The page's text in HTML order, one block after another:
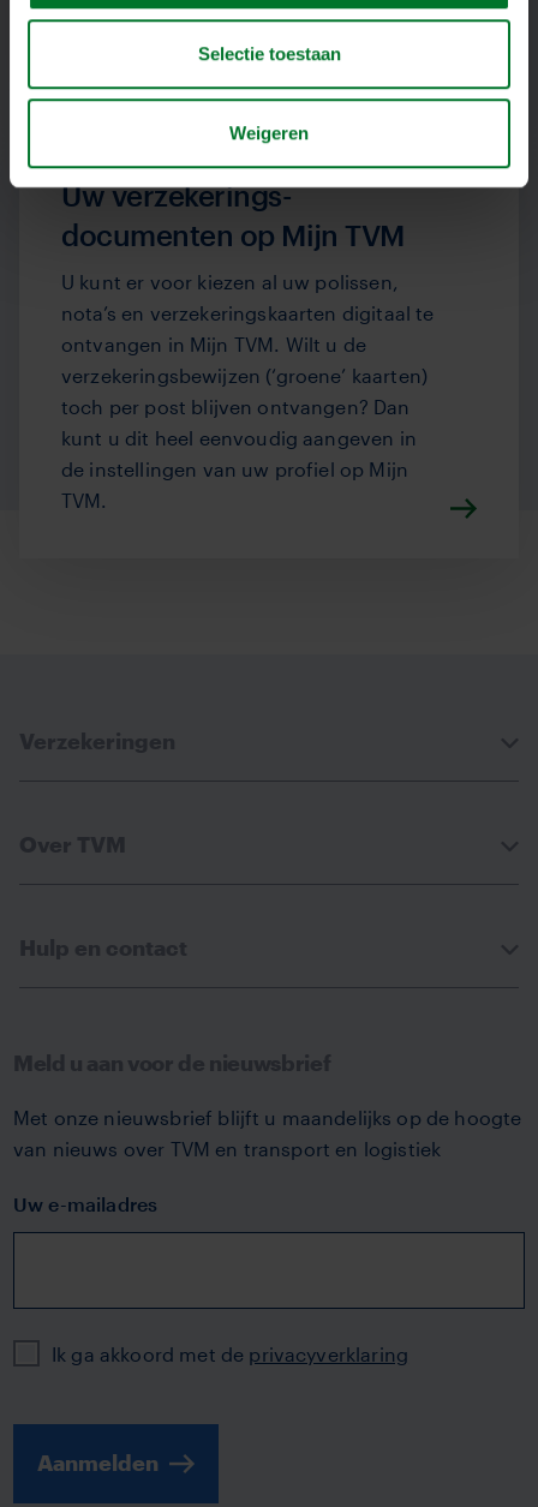
Selectie toestaan
Weigeren
officieel ‘Internationale
Motorrijtuigverzekeringskaart’).
Uw verzekerings-
documenten op Mijn TVM
U kunt er voor kiezen al uw polissen,
nota’s en verzekeringskaarten digitaal te
ontvangen in Mijn TVM. Wilt u de
verzekeringsbewijzen (‘groene’ kaarten)
toch per post blijven ontvangen? Dan
kunt u dit heel eenvoudig aangeven in
de instellingen van uw profiel op Mijn
TVM.
Verzekeringen
Over TVM
Hulp en contact
Meld u aan voor de nieuwsbrief
Met onze nieuwsbrief blijft u maandelijks op de hoogte
van nieuws over TVM en transport en logistiek
Uw e-mailadres
PrivacyIk ga akkoord met de privacyverklaring